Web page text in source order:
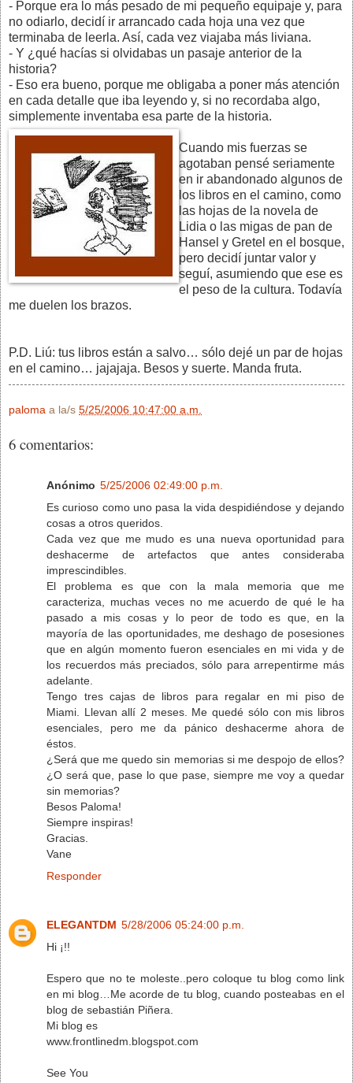
- Porque era lo más pesado de mi pequeño equipaje y, para
no odiarlo, decidí ir arrancado cada hoja una vez que
terminaba de leerla. Así, cada vez viajaba más liviana.
- Y ¿qué hacías si olvidabas un pasaje anterior de la
historia?
- Eso era bueno, porque me obligaba a poner más atención
en cada detalle que iba leyendo y, si no recordaba algo,
simplemente inventaba esa parte de la historia.
Cuando mis fuerzas se
agotaban pensé seriamente
en ir abandonado algunos de
los libros en el camino, como
las hojas de la novela de
Lidia o las migas de pan de
Hansel y Gretel en el bosque,
pero decidí juntar valor y
seguí, asumiendo que ese es
el peso de la cultura. Todavía
me duelen los brazos.
P.D. Liú: tus libros están a salvo… sólo dejé un par de hojas
en el camino… jajajaja. Besos y suerte. Manda fruta.
paloma a la/s 5/25/2006 10:47:00 a.m.
6 comentarios:
Anónimo 5/25/2006 02:49:00 p.m.
Es curioso como uno pasa la vida despidiéndose y dejando
cosas a otros queridos.
Cada vez que me mudo es una nueva oportunidad para
deshacerme de artefactos que antes consideraba
imprescindibles.
El problema es que con la mala memoria que me
caracteriza, muchas veces no me acuerdo de qué le ha
pasado a mis cosas y lo peor de todo es que, en la
mayoría de las oportunidades, me deshago de posesiones
que en algún momento fueron esenciales en mi vida y de
los recuerdos más preciados, sólo para arrepentirme más
adelante.
Tengo tres cajas de libros para regalar en mi piso de
Miami. Llevan allí 2 meses. Me quedé sólo con mis libros
esenciales, pero me da pánico deshacerme ahora de
éstos.
¿Será que me quedo sin memorias si me despojo de ellos?
¿O será que, pase lo que pase, siempre me voy a quedar
sin memorias?
Besos Paloma!
Siempre inspiras!
Gracias.
Vane
Responder
ELEGANTDM 5/28/2006 05:24:00 p.m.
Hi ¡!!
Espero que no te moleste..pero coloque tu blog como link
en mi blog…Me acorde de tu blog, cuando posteabas en el
blog de sebastián Piñera.
Mi blog es
www.frontlinedm.blogspot.com
See You